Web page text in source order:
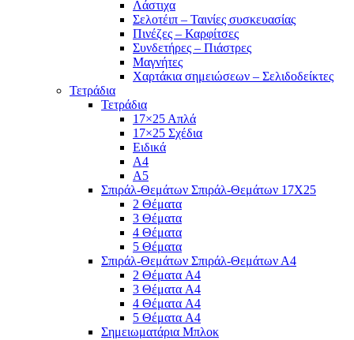
Λάστιχα
Σελοτέιπ – Ταινίες συσκευασίας
Πινέζες – Καρφίτσες
Συνδετήρες – Πιάστρες
Μαγνήτες
Χαρτάκια σημειώσεων – Σελιδοδείκτες
Τετράδια
Τετράδια
17×25 Απλά
17×25 Σχέδια
Ειδικά
Α4
Α5
Σπιράλ-Θεμάτων Σπιράλ-Θεμάτων 17Χ25
2 Θέματα
3 Θέματα
4 Θέματα
5 Θέματα
Σπιράλ-Θεμάτων Σπιράλ-Θεμάτων Α4
2 Θέματα A4
3 Θέματα A4
4 Θέματα A4
5 Θέματα A4
Σημειωματάρια Μπλοκ